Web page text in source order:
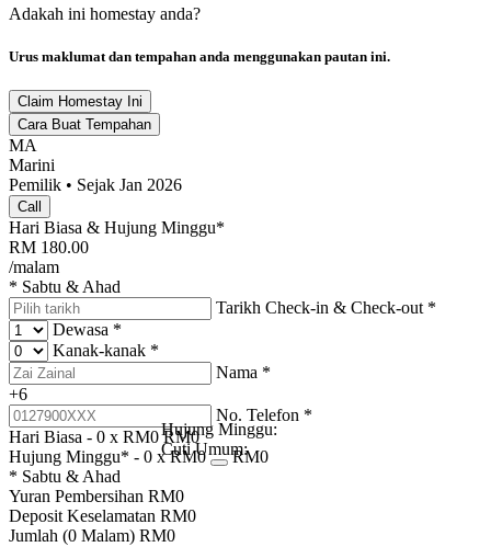
Adakah ini homestay anda?
Urus maklumat dan tempahan anda menggunakan pautan ini.
Claim Homestay Ini
Cara Buat Tempahan
MA
Marini
Pemilik • Sejak Jan 2026
Call
Hari Biasa & Hujung Minggu*
RM 180.00
/malam
* Sabtu & Ahad
Tarikh Check-in & Check-out *
Dewasa *
Kanak-kanak *
Nama *
+6
No. Telefon *
Hari Biasa - 0 x RM0 RM0
Hujung Minggu* - 0 x RM0
Hujung Minggu:
Cuti Umum:RM0
* Sabtu & Ahad
Yuran Pembersihan RM0
Deposit Keselamatan RM0
Jumlah (0 Malam) RM0